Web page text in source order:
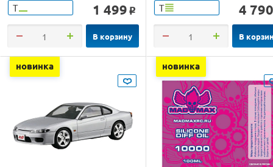
Т 1 499 o
В корзину
Т 4 790
В
новинка новинка